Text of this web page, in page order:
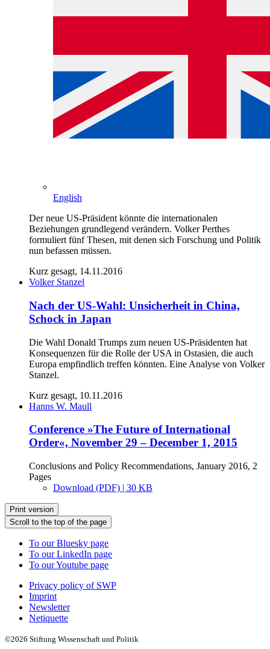
English
Der neue US-Präsident könnte die internationalen
Beziehungen grundlegend verändern. Volker Perthes
formuliert fünf Thesen, mit denen sich Forschung und Politik
nun befassen müssen.
Kurz gesagt, 14.11.2016
Volker Stanzel
Nach der US-Wahl: Unsicherheit in China,
Schock in Japan
Die Wahl Donald Trumps zum neuen US-Präsidenten hat
Konsequenzen für die Rolle der USA in Ostasien, die auch
Europa empfindlich treffen könnten. Eine Analyse von Volker
Stanzel.
Kurz gesagt, 10.11.2016
Hanns W. Maull
Conference »The Future of International
Order«, November 29 – December 1, 2015
Conclusions and Policy Recommendations, January 2016, 2
Pages
Download (PDF) | 30 KB
Print version
Scroll to the top of the page
To our Bluesky page
To our LinkedIn page
To our Youtube page
Privacy policy of SWP
Imprint
Newsletter
Netiquette
©2026 Stiftung Wissenschaft und Politik